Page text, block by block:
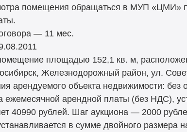
помещения обращаться в МУП «ЦМИ»
— 11 мес.
площадью 152,1 кв. м,
Железнодорожный район, ул.
арендуемого объекта недвижимости: без
ежемесячной арендной платы (без НДС),
40990 рублей. Шаг аукциона — 2000
в сумме двойного